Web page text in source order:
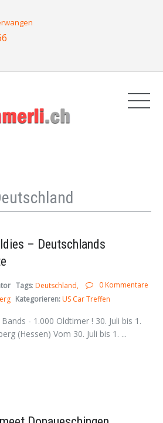
– Deutschlands
0 Kommentare
Tags: Deutschland
Kategorieren:US Car Treffen
- 1.000 Oldtimer ! 30. Juli bis 1.
(Hessen) Vom 30. Juli bis 1. ...